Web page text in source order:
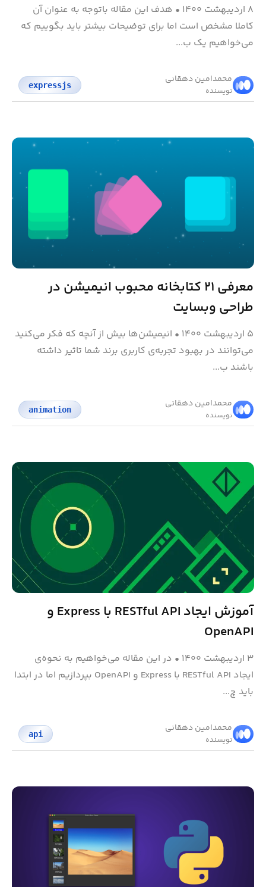
۸ اردیبهشت ۱۴۰۰ • هدف این مقاله باتوجه به عنوان آن
کاملا مشخص است اما برای توضیحات بیشتر باید بگوییم که
می‌خواهیم یک ب...
محمد‌امین دهقانی
نویسنده
expressjs
معرفی ۲۱ کتابخانه محبوب انیمیشن در
طراحی وبسایت
۵ اردیبهشت ۱۴۰۰ • انیمیشن‌ها بیش از آنچه که فکر می‌کنید
می‌توانند در بهبود تجربه‌ی کاربری برند شما تاثیر داشته
باشند ب...
محمد‌امین دهقانی
نویسنده
animation
آموزش ایجاد RESTful API با Express و
OpenAPI
۳ اردیبهشت ۱۴۰۰ • در این مقاله می‌خواهیم به نحوه‌ی
ایجاد RESTful API با Express و OpenAPI بپردازیم اما در ابتدا
باید چ...
محمد‌امین دهقانی
نویسنده
api